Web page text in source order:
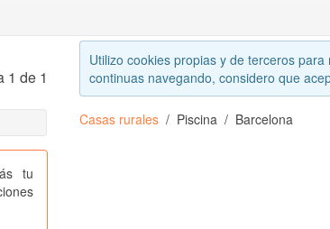
1 de 1
tu
Utilizo cookies propias y de terceros
continuas navegando, considero que
Casas rurales Piscina Barcelona